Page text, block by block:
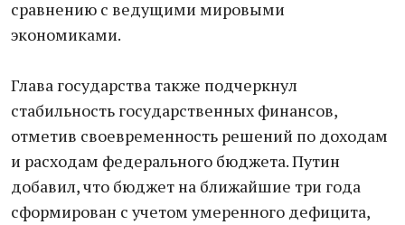
сравнению с ведущими мировыми
экономиками.
Глава государства также подчеркнул
стабильность государственных финансов,
отметив своевременность решений по доходам
и расходам федерального бюджета. Путин
добавил, что бюджет на ближайшие три года
сформирован с учетом умеренного дефицита,